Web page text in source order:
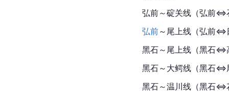
弘前～碇关线（弘前⇔
弘前～尾上线（弘前
黑石～尾上线（黑石
黑石～大鳄线（黑石
黑石～温川线（黑